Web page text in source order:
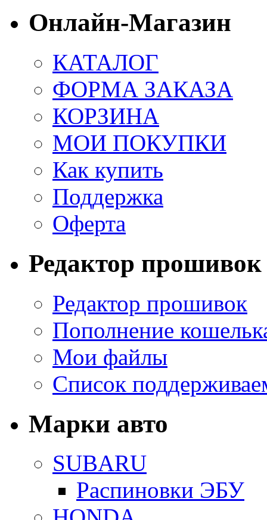
Онлайн-Магазин
КАТАЛОГ
ФОРМА ЗАКАЗА
КОРЗИНА
МОИ ПОКУПКИ
Как купить
Поддержка
Оферта
Редактор прошивок
Редактор прошивок
Пополнение
Мои файлы
Список
Марки авто
SUBARU
Распиновки ЭБУ